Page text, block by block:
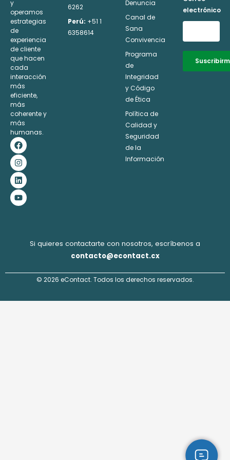
y
operamos
estrategias
de
experiencia
de cliente
que hacen
cada
interacción
más
eficiente,
más
coherente y
más
humanas.
F
a
c
e
b
o
o
k
I
n
s
t
a
g
r
a
m
L
i
n
k
e
d
i
n
Y
o
u
t
u
b
e
6262
Perú: +51 1
6358614
Denuncia
Canal de
Sana
Convivencia
Programa
de
Integridad
y Código
de Ética
Política de
Calidad y
Seguridad
de la
Información
electrónico
Si quieres contactarte con nosotros, escríbenos a
contacto@econtact.cx
© 2026 eContact. Todos los derechos reservados.